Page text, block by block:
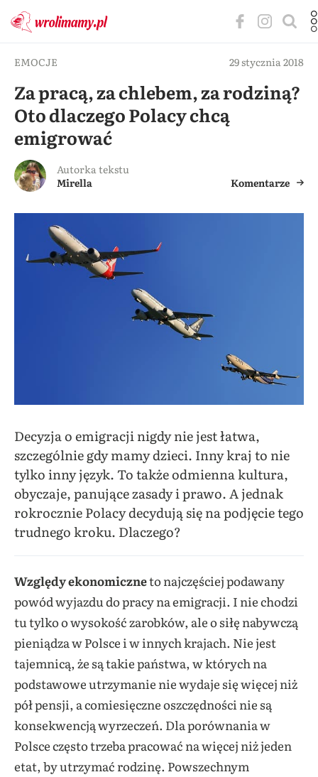
EMOCJE 29 stycznia 2018
Za pracą, za chlebem, za rodziną?
Oto dlaczego Polacy chcą
emigrować
Autorka tekstu
Mirella
Komentarze
Decyzja o emigracji nigdy nie jest łatwa,
szczególnie gdy mamy dzieci. Inny kraj to nie
tylko inny język. To także odmienna kultura,
obyczaje, panujące zasady i prawo. A jednak
rokrocznie Polacy decydują się na podjęcie tego
trudnego kroku. Dlaczego?
Względy ekonomiczneto najczęściej podawany
powód wyjazdu do pracy na emigracji. I nie chodzi
tu tylko o wysokość zarobków, ale o siłę nabywczą
pieniądza w Polsce i w innych krajach. Nie jest
tajemnicą, że są takie państwa, w których na
podstawowe utrzymanie nie wydaje się więcej niż
pół pensji, a comiesięczne oszczędności nie są
konsekwencją wyrzeczeń. Dla porównania w
Polsce często trzeba pracować na więcej niż jeden
etat, by utrzymać rodzinę. Powszechnym